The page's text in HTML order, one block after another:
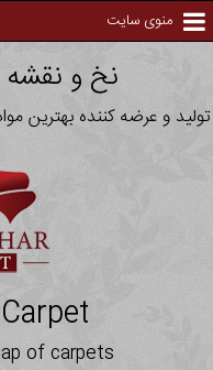
منوی سایت
نخ و نقشه
تولید و عرضه کننده بهترین
of carpets